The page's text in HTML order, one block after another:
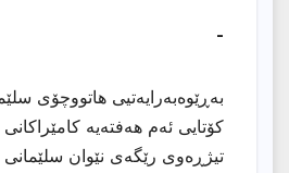
-
بەڕێوەبەرایەتیی هاتووچۆی
کۆتایی ئەم هەفتەیە
تیژڕەوی رێگەی نێوان